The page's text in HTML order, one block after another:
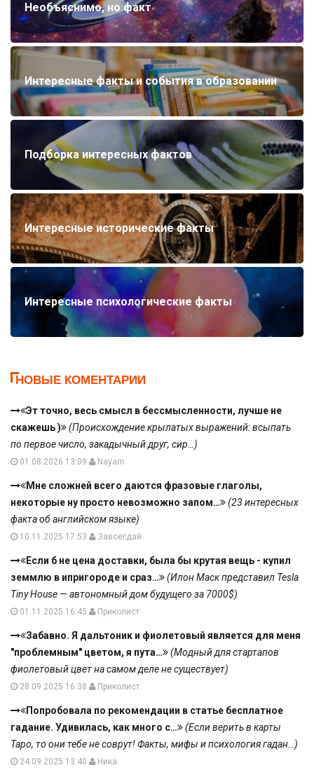
Необъяснимо, но факт
Интересные факты и события в образовании
Подборка интересных фактов
Интересные исторические факты
Интересные психологические факты
НОВЫЕ КОМЕНТАРИИ
Эт точно, весь смысл в бессмысленности, лучше не
скажешь )
(Происхождение крылатых выражений: всыпать
по первое число, закадычный друг, сир…)
01.08.2026 13:09 Nayam
Мне сложней всего даются фразовые глаголы,
некоторые ну просто невозможно запом…
(23 интересных
факта об английском языке)
10.11.2025 17:53 Завсегдай
Если б не цена доставки, была бы крутая вещь - купил
земмлю в ипригороде и сраз…
(Илон Маск представил Tesla
Tiny House — автономный дом будущего за 7000$)
01.11.2025 16:45 Приколист
Забавно. Я дальтоник и фиолетовый является для меня
"проблемным" цветом, я пута…
(Модный для стартапов
фиолетовый цвет на самом деле не существует)
28.09.2025 16:38 Приколист
Попробовала по рекомендации в статье бесплатное
гадание. Удивилась, как много с…
(Если верить в карты
Таро, то они тебе не соврут! Факты, мифы и психология гадан…)
24.09.2025 13:40 Ника